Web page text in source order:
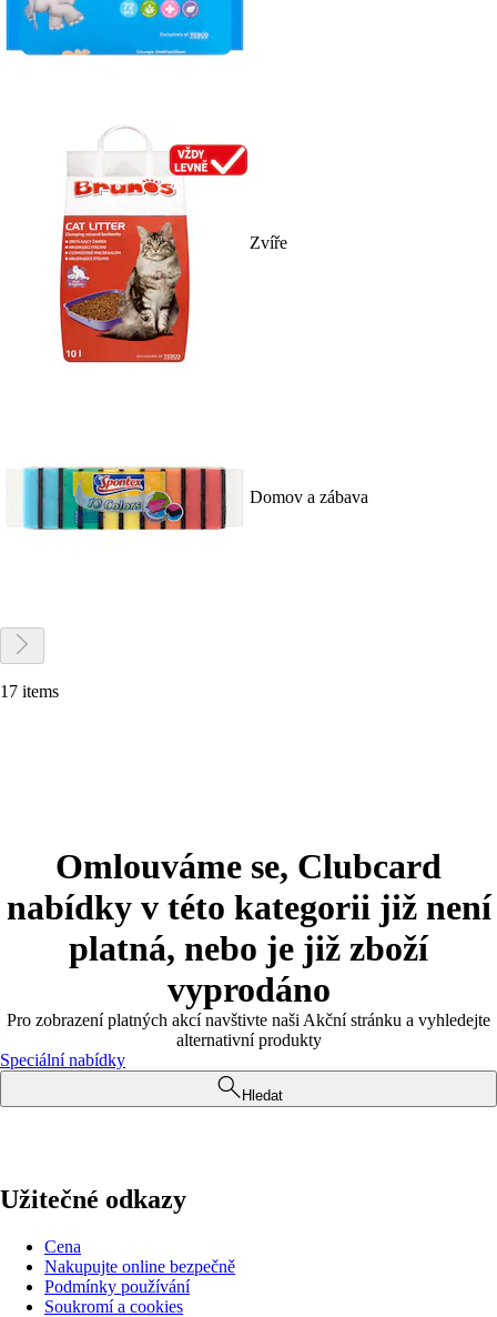
Zvíře
Domov a zábava
17 items
Omlouváme se, Clubcard
nabídky v této kategorii již není
platná, nebo je již zboží
vyprodáno
Pro zobrazení platných akcí navštivte naši Akční stránku a vyhledejte
alternativní produkty
Speciální nabídky
Hledat
Užitečné odkazy
Cena
Nakupujte online bezpečně
Podmínky používání
Soukromí a cookies